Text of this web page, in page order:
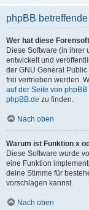
phpBB
Wer hat diese
Diese Software (in ihrer
entwickelt und
der GNU General
frei vertrieben werden.
auf der Seite von phpBB
phpBB.de zu finden.
Nach oben
Warum ist Funktion x
Diese Software wurde
eine Funktion
deine Stimme für
vorschlagen kannst.
Nach oben